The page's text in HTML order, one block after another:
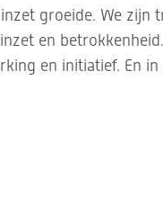
groeide. We zijn
en
en initiatief. En